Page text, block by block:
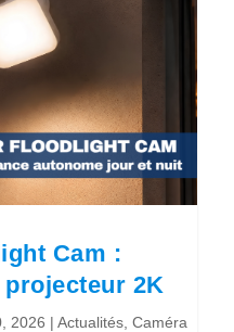
Cam :
2K
2026 |Actualités ,Caméra